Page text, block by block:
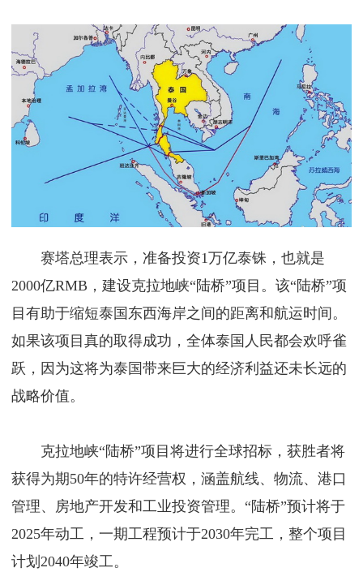
赛塔总理表示，准备投资1万亿泰铢，也就是
2000亿RMB，建设克拉地峡“陆桥”项目。该“陆桥”项
目有助于缩短泰国东西海岸之间的距离和航运时间。
如果该项目真的取得成功，全体泰国人民都会欢呼雀
跃，因为这将为泰国带来巨大的经济利益还未长远的
战略价值。
克拉地峡“陆桥”项目将进行全球招标，获胜者将
获得为期50年的特许经营权，涵盖航线、物流、港口
管理、房地产开发和工业投资管理。“陆桥”预计将于
2025年动工，一期工程预计于2030年完工，整个项目
计划2040年竣工。